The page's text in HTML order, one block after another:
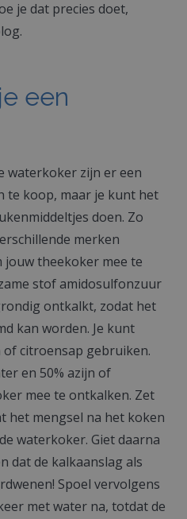
je dat precies doet,
een
waterkoker zijn er een
te koop, maar je kunt het
doen. Zo
merken
theekoker mee te
stof amidosulfonzuur
ontkalkt, zodat het
kan worden. Je kunt
citroensap gebruiken.
en 50% azijn of
mee te ontkalken. Zet
het mengsel na het koken
waterkoker. Giet daarna
dat de kalkaanslag als
Spoel vervolgens
met water na, totdat de